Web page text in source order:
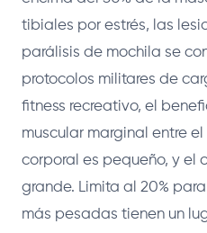
tibiales por estrés, las
parálisis de mochila se
protocolos militares de
fitness recreativo, el
muscular marginal entre
corporal es pequeño, y el
grande. Limita al 20%
más pesadas tienen un